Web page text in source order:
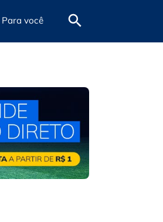
Para você